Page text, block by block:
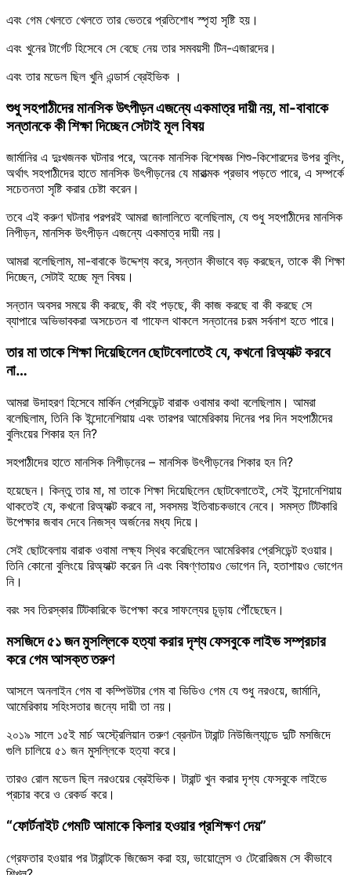
এবং গেম খেলতে খেলতে তার ভেতরে প্রতিশোধ স্পৃহা সৃষ্টি হয়।
এবং খুনের টার্গেট হিসেবে সে বেছে নেয় তার সমবয়সী টিন-এজারদের।
এবং তার মডেল ছিল খুনি এন্ডার্স ব্রেইভিক ।
শুধু সহপাঠীদের মানসিক উৎপীড়ন এজন্যে একমাত্র দায়ী নয়, মা-বাবাকে
সন্তানকে কী শিক্ষা দিচ্ছেন সেটাই মূল বিষয়
জার্মানির এ দুঃখজনক ঘটনার পরে, অনেক মানসিক বিশেষজ্ঞ শিশু-কিশোরদের উপর বুলিং,
অর্থাৎ সহপাঠীদের হাতে মানসিক উৎপীড়নের যে মারাত্মক প্রভাব পড়তে পারে, এ সম্পর্কে
সচেতনতা সৃষ্টি করার চেষ্টা করেন।
তবে এই করুণ ঘটনার পরপরই আমরা জালালিতে বলেছিলাম, যে শুধু সহপাঠীদের মানসিক
নিপীড়ন, মানসিক উৎপীড়ন এজন্যে একমাত্র দায়ী নয়।
আমরা বলেছিলাম, মা-বাবাকে উদ্দেশ্য করে, সন্তান কীভাবে বড় করছেন, তাকে কী শিক্ষা
দিচ্ছেন, সেটাই হচ্ছে মূল বিষয়।
সন্তান অবসর সময়ে কী করছে, কী বই পড়ছে, কী কাজ করছে বা কী করছে সে
ব্যাপারে অভিভাবকরা অসচেতন বা গাফেল থাকলে সন্তানের চরম সর্বনাশ হতে পারে।
তার মা তাকে শিক্ষা দিয়েছিলেন ছোটবেলাতেই যে, কখনো রিঅ্যাক্ট করবে
না…
আমরা উদাহরণ হিসেবে মার্কিন প্রেসিডেন্ট বারাক ওবামার কথা বলেছিলাম। আমরা
বলেছিলাম, তিনি কি ইন্দোনেশিয়ায় এবং তারপর আমেরিকায় দিনের পর দিন সহপাঠীদের
বুলিংয়ের শিকার হন নি?
সহপাঠীদের হাতে মানসিক নিপীড়নের – মানসিক উৎপীড়নের শিকার হন নি?
হয়েছেন। কিন্তু তার মা, মা তাকে শিক্ষা দিয়েছিলেন ছোটবেলাতেই, সেই ইন্দোনেশিয়ায়
থাকতেই যে, কখনো রিঅ্যাক্ট করবে না, সবসময় ইতিবাচকভাবে নেবে। সমস্ত টিটকারি
উপেক্ষার জবাব দেবে নিজস্ব অর্জনের মধ্য দিয়ে।
সেই ছোটবেলায় বারাক ওবামা লক্ষ্য স্থির করেছিলেন আমেরিকার প্রেসিডেন্ট হওয়ার।
তিনি কোনো বুলিংয়ে রিঅ্যাক্ট করেন নি এবং বিষণ্ণতায়ও ভোগেন নি, হতাশায়ও ভোগেন
নি।
বরং সব তিরস্কার টিটকারিকে উপেক্ষা করে সাফল্যের চূড়ায় পৌঁছেছেন।
মসজিদে ৫১ জন মুসল্লিকে হত্যা করার দৃশ্য ফেসবুকে লাইভ সম্প্রচার
করে গেম আসক্ত তরুণ
আসলে অনলাইন গেম বা কম্পিউটার গেম বা ভিডিও গেম যে শুধু নরওয়ে, জার্মানি,
আমেরিকায় সহিংসতার জন্যে দায়ী তা নয়।
২০১৯ সালে ১৫ই মার্চ অস্ট্রেলিয়ান তরুণ ব্রেনটন টারান্ট নিউজিল্যান্ডে দুটি মসজিদে
গুলি চালিয়ে ৫১ জন মুসল্লিকে হত্যা করে।
তারও রোল মডেল ছিল নরওয়ের ব্রেইভিক। টারান্ট খুন করার দৃশ্য ফেসবুকে লাইভে
প্রচার করে ও রেকর্ড করে।
“ফোর্টনাইট গেমটি আমাকে কিলার হওয়ার প্রশিক্ষণ দেয়”
গ্রেফতার হওয়ার পর টারান্টকে জিজ্ঞেস করা হয়, ভায়োলেন্স ও টেরোরিজম সে কীভাবে